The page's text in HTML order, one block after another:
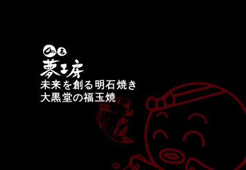
未来を創る明石焼き
大黒堂の福玉焼